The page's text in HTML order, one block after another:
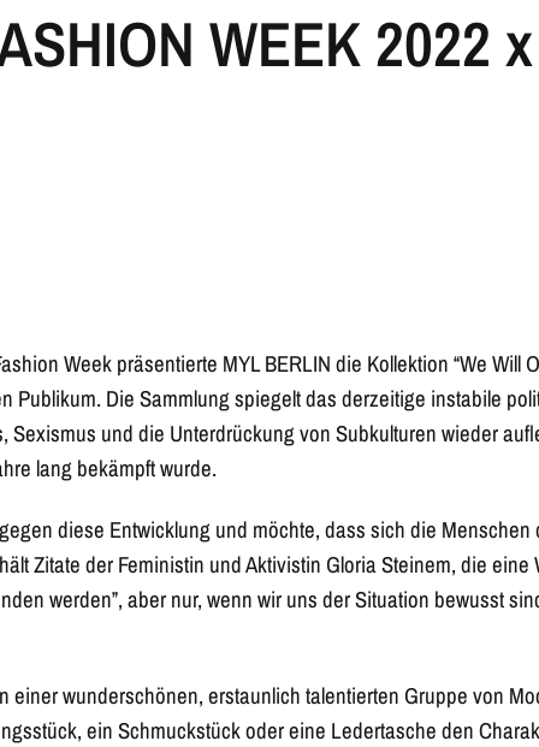
WEEK 2022
Week präsentierte MYL BERLIN die Kollektion “We Will
Publikum. Die Sammlung spiegelt das derzeitige instabile
Sexismus und die Unterdrückung von Subkulturen wieder
lang bekämpft wurde.
diese Entwicklung und möchte, dass sich die
Zitate der Feministin und Aktivistin Gloria Steinem, die
werden”, aber nur, wenn wir uns der Situation bewusst
einer wunderschönen, erstaunlich talentierten Gruppe von
ein Schmuckstück oder eine Ledertasche den